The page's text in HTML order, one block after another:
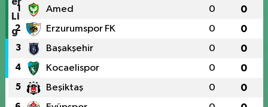
1 Amed 0 0
2 Erzurumspor FK 0 0
3 Başakşehir 0 0
4 Kocaelispor 0 0
5 Beşiktaş 0 0